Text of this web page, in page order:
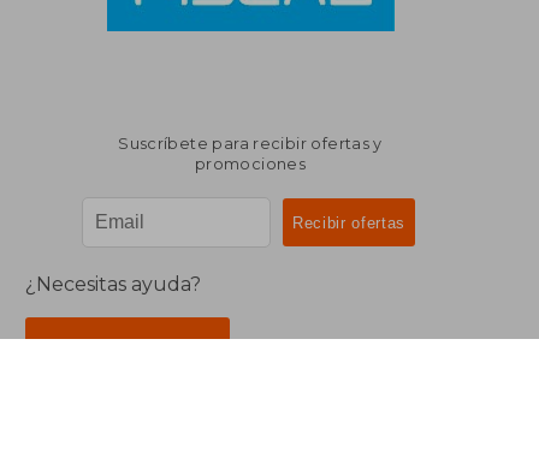
Suscríbete para recibir ofertas y
promociones
¿Necesitas ayuda?